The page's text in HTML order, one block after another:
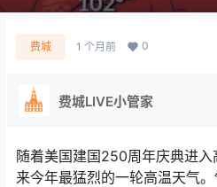
费城 1 个月前 0
费城LIVE小管家
随着美国建国250周年庆典进
来今年最猛烈的一轮高温天气。